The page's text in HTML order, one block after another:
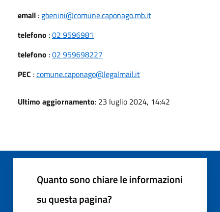
email : gbenini@comune.caponago.mb.it
telefono :02 9596981
telefono :02 959698227
PEC :comune.caponago@legalmail.it
Ultimo aggiornamento: 23 luglio 2024, 14:42
Quanto sono chiare le informazioni
su questa pagina?